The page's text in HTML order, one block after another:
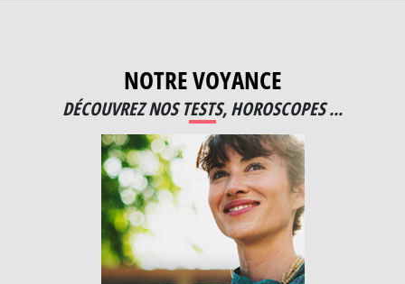
NOTRE VOYANCE
DÉCOUVREZ NOS TESTS, HOROSCOPES ...